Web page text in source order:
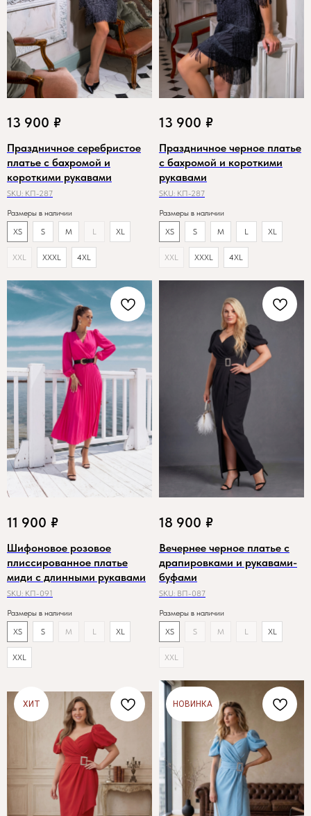
13 900 ₽
Праздничное серебристое
платье с бахромой и
короткими рукавами
SKU: КП-287
Размеры в наличии
XS
S M L XL
XXL XXXL 4XL
13 900 ₽
Праздничное черное платье
с бахромой и короткими
рукавами
SKU: КП-287
Размеры в наличии
XS
S M L XL
XXL XXXL 4XL
11 900 ₽
Шифоновое розовое
плиссированное платье
миди с длинными рукавами
SKU: КП-091
Размеры в наличии
XS
S M L XL
XXL
18 900 ₽
Вечернее черное платье с
драпировками и рукавами-
буфами
SKU: ВП-087
Размеры в наличии
XS
S M L XL
XXL
ХИТ НОВИНКА